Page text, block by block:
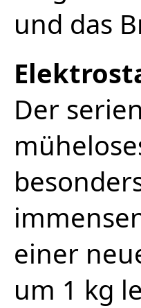
und das
Der
einer
um 1 kg